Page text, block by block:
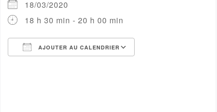
18/03/2020
18 h 30 min - 20 h 00 min
AJOUTER AU CALENDRIER